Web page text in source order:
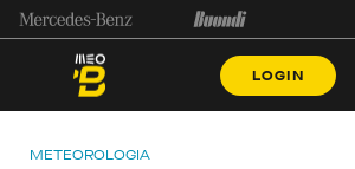
LOGIN
METEOROLOGIA